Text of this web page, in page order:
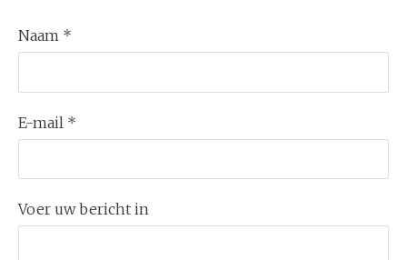
Naam *
E-mail *
Voer uw bericht in